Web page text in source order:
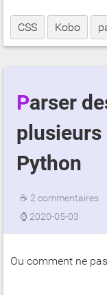
CSS Kobo
Parser des fichiers XML de
plusieurs
Python
☕ 2 commentaires
⌚ 2020-05-03
Ou comment ne